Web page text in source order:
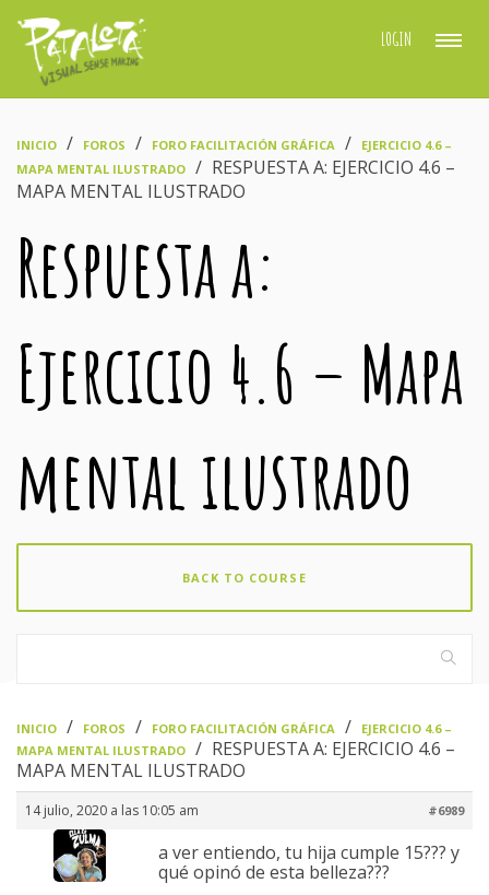
LOGIN
INICIO FOROS FORO FACILITACIÓN GRÁFICA
EJERCICIO 4.6 –
MAPA MENTAL ILUSTRADO
RESPUESTA A: EJERCICIO 4.6 –
MAPA MENTAL ILUSTRADO
Respuesta a:
Ejercicio 4.6 – Mapa
mental ilustrado
BACK TO COURSE
INICIO FOROS FORO FACILITACIÓN GRÁFICA
EJERCICIO 4.6 –
MAPA MENTAL ILUSTRADO
RESPUESTA A: EJERCICIO 4.6 –
MAPA MENTAL ILUSTRADO
14 julio, 2020 a las 10:05 am #6989
a ver entiendo, tu hija cumple 15??? y
qué opinó de esta belleza???